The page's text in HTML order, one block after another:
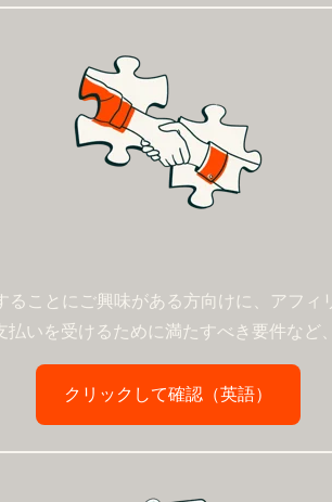
ことにご興味がある方向けに、アフ
いを受けるために満たすべき要件など
クリックして確認（英語）